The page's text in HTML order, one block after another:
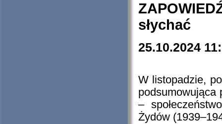
słychać
25.10.2024
W listopadzie,
podsumowująca
–
Żydów